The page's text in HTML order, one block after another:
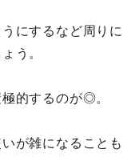
にするなど周りに
う。
的するのが◎。
が雑になることも